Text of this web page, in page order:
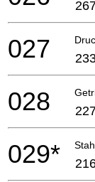
027
028
029*